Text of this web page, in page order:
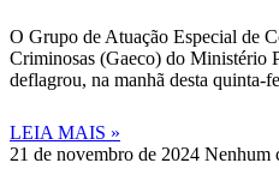
O Grupo de Atuação Especial de
Criminosas (Gaeco) do Ministério
deflagrou, na manhã desta quinta-
LEIA MAIS »
21 de novembro de 2024 Nenhum